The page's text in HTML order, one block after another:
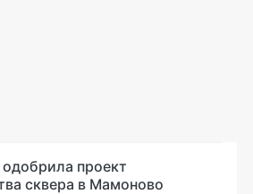
одобрила проект
сквера в Мамоново